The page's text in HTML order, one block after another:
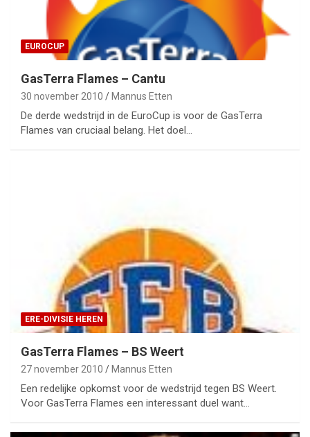
EUROCUP
GasTerra Flames – Cantu
30 november 2010 Mannus Etten
De derde wedstrijd in de EuroCup is voor de GasTerra
Flames van cruciaal belang. Het doel…
ERE-DIVISIE HEREN
GasTerra Flames – BS Weert
27 november 2010 Mannus Etten
Een redelijke opkomst voor de wedstrijd tegen BS Weert.
Voor GasTerra Flames een interessant duel want…